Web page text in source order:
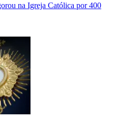
na Igreja Católica por 400